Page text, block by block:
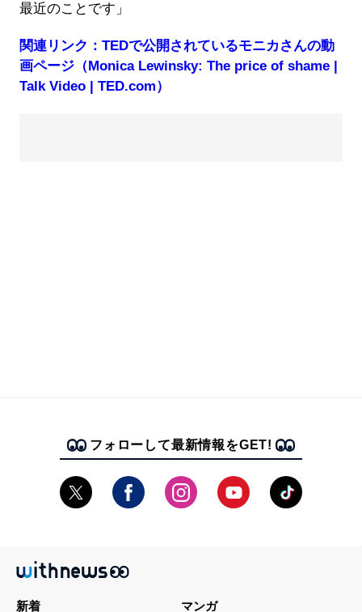
最近のことです」
関連リンク：TEDで公開されているモニカさんの動
画ページ（Monica Lewinsky: The price of shame |
Talk Video | TED.com）
フォローして最新情報をGET!
新着 マンガ